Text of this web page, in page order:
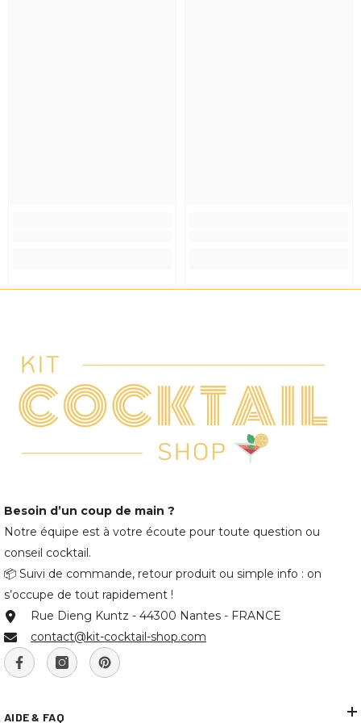
Besoin d’un coup de main ?
Notre équipe est à votre écoute pour toute question ou
conseil cocktail.
📦 Suivi de commande, retour produit ou simple info : on
s’occupe de tout rapidement !
Rue Dieng Kuntz - 44300 Nantes - FRANCE
contact@kit-cocktail-shop.com
AIDE & FAQ